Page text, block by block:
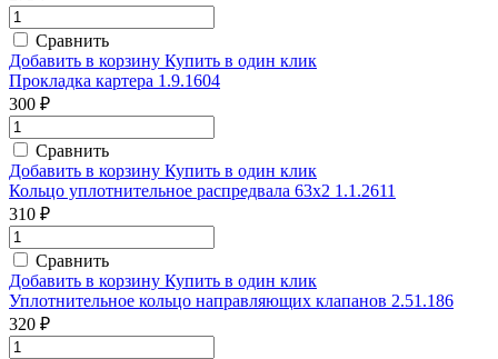
Сравнить
Добавить в корзину Купить в один клик
Прокладка картера 1.9.1604
300 ₽
Сравнить
Добавить в корзину Купить в один клик
Кольцо уплотнительное распредвала 63х2 1.1.2611
310 ₽
Сравнить
Добавить в корзину Купить в один клик
Уплотнительное кольцо направляющих клапанов 2.51.186
320 ₽